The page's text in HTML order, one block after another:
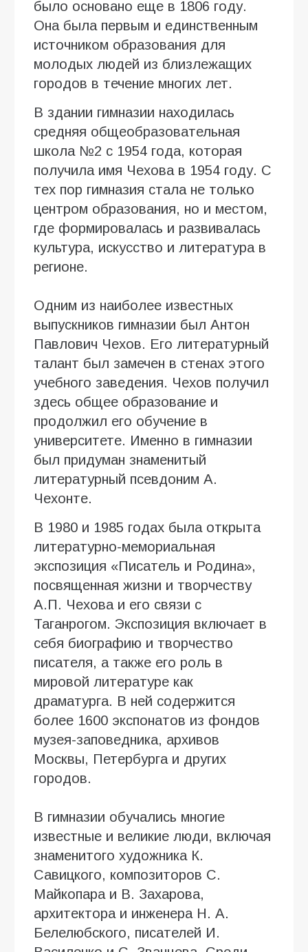
было основано еще в 1806 году.
Она была первым и единственным
источником образования для
молодых людей из близлежащих
городов в течение многих лет.
В здании гимназии находилась
средняя общеобразовательная
школа №2 с 1954 года, которая
получила имя Чехова в 1954 году. С
тех пор гимназия стала не только
центром образования, но и местом,
где формировалась и развивалась
культура, искусство и литература в
регионе.
Одним из наиболее известных
выпускников гимназии был Антон
Павлович Чехов. Его литературный
талант был замечен в стенах этого
учебного заведения. Чехов получил
здесь общее образование и
продолжил его обучение в
университете. Именно в гимназии
был придуман знаменитый
литературный псевдоним А.
Чехонте.
В 1980 и 1985 годах была открыта
литературно-мемориальная
экспозиция «Писатель и Родина»,
посвященная жизни и творчеству
А.П. Чехова и его связи с
Таганрогом. Экспозиция включает в
себя биографию и творчество
писателя, а также его роль в
мировой литературе как
драматурга. В ней содержится
более 1600 экспонатов из фондов
музея-заповедника, архивов
Москвы, Петербурга и других
городов.
В гимназии обучались многие
известные и великие люди, включая
знаменитого художника К.
Савицкого, композиторов С.
Майкопара и В. Захарова,
архитектора и инженера Н. А.
Белелюбского, писателей И.